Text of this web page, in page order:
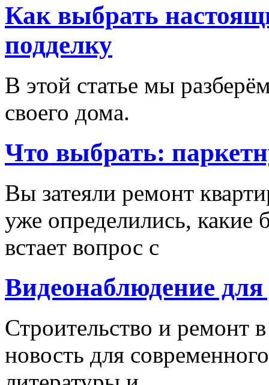
Как выбрать
подделку
В этой статье мы
своего дома.
Что выбрать:
Вы затеяли ремонт
уже определились, какие
встает вопрос с
Видеонаблюдение
Строительство и ремонт
новость для